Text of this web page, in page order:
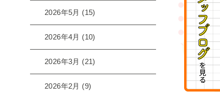
2026年5月 (15)
2026年4月 (10)
2026年3月 (21)
2026年2月 (9)